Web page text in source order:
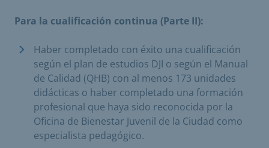
Para la cualificación continua (Parte II):
Haber completado con éxito una cualificación
según el plan de estudios DJI o según el Manual
de Calidad (QHB) con al menos 173 unidades
didácticas o haber completado una formación
profesional que haya sido reconocida por la
Oficina de Bienestar Juvenil de la Ciudad como
especialista pedagógico.